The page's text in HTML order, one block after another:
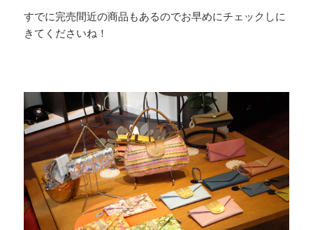
すでに完売間近の商品もあるのでお早めにチェックしに
きてくださいね！